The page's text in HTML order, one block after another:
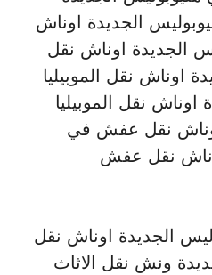
الجديدة اوناش
الجديدة اوناش نقل
اوناش نقل الموبيليا
نقل الموبيليا
اوناش نقل عفش في
نقل عفش
الجديدة اوناش نقل
ونش نقل الاثاث